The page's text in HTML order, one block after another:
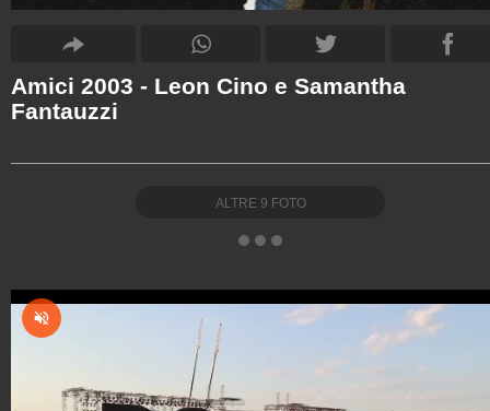
Amici 2003 - Leon Cino e Samantha
Fantauzzi
ALTRE 9 FOTO